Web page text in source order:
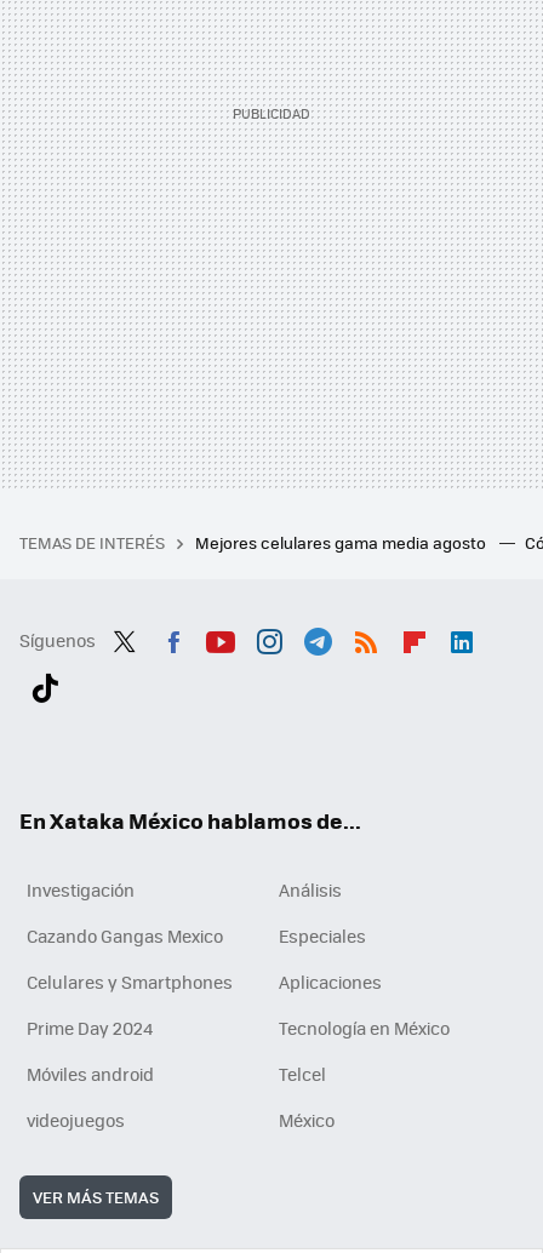
TEMAS DE INTERÉS Mejores celulares gama media agosto
Síguenos
En Xataka México hablamos de...
Investigación
Análisis
Cazando Gangas Mexico
Especiales
Celulares y Smartphones
Aplicaciones
Prime Day 2024
Tecnología en México
Móviles android
Telcel
videojuegos
México
VER MÁS TEMAS